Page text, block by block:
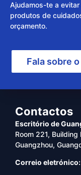
Ajudamos-te a
produtos de
orçamento.
Fala sobre
Contactos
Escritório de
Room 221,
Guangzhou,
Correio eletrónico: